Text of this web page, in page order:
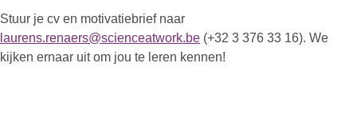
Stuur je cv en motivatiebrief naar
laurens.renaers@scienceatwork.be (+32 3 376 33 16). We
kijken ernaar uit om jou te leren kennen!